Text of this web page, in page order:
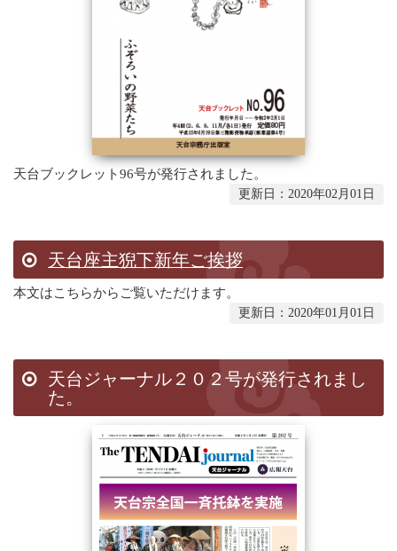
天台ブックレット96号が発行されました。
更新日：2020年02月01日
天台座主猊下新年ご挨拶
本文はこちらからご覧いただけます。
更新日：2020年01月01日
天台ジャーナル２０２号が発行されまし
た。